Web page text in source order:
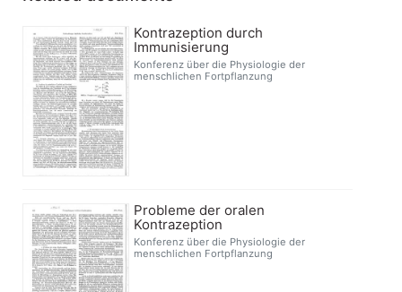
Kontrazeption durch
Immunisierung
Konferenz über die Physiologie der
menschlichen Fortpflanzung
Probleme der oralen
Kontrazeption
Konferenz über die Physiologie der
menschlichen Fortpflanzung